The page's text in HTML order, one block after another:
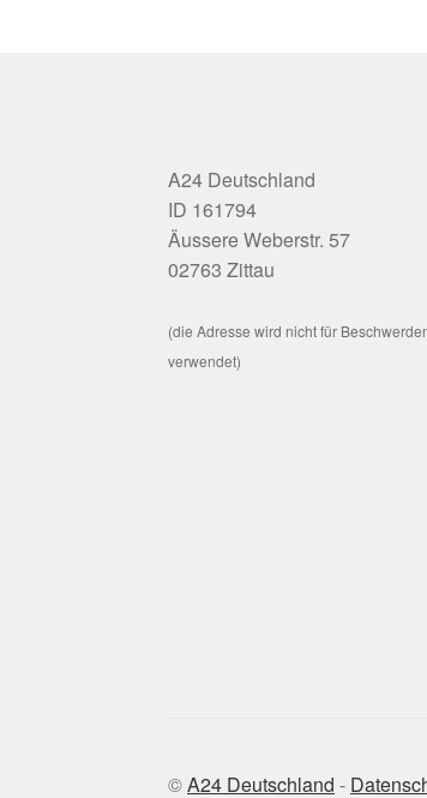
A24 Deutschland
ID 161794
Äussere Weberstr. 57
02763 Zittau
(die Adresse wird nicht für
verwendet)
©A24 Deutschland -